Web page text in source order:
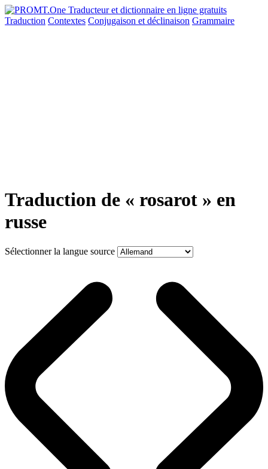
Traduction Contextes Conjugaison et déclinaison Grammaire
Traduction de « rosarot » en
russe
Sélectionner la langue source